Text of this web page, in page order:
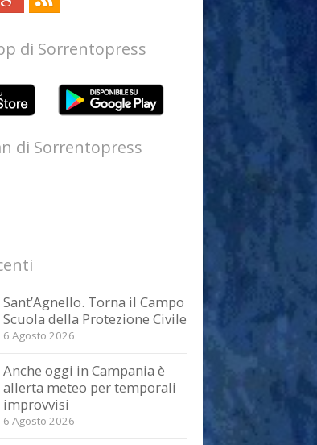
di Sorrentopress
di Sorrentopress
Sant’Agnello. Torna il Campo
Scuola della Protezione Civile
6 Agosto 2026
Anche oggi in Campania è
allerta meteo per temporali
improvvisi
6 Agosto 2026